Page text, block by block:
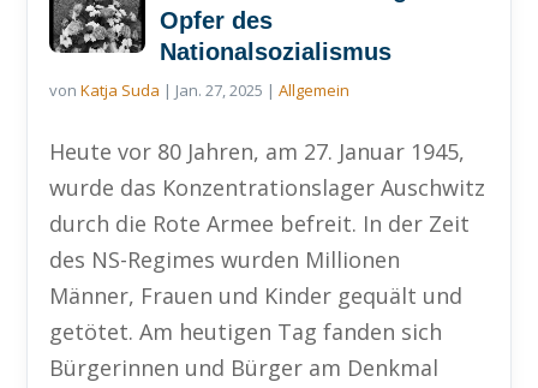
Opfer des
Nationalsozialismus
vonKatja Suda | Jan. 27, 2025 |Allgemein
Heute vor 80 Jahren, am 27. Januar 1945,
wurde das Konzentrationslager Auschwitz
durch die Rote Armee befreit. In der Zeit
des NS-Regimes wurden Millionen
Männer, Frauen und Kinder gequält und
getötet. Am heutigen Tag fanden sich
Bürgerinnen und Bürger am Denkmal